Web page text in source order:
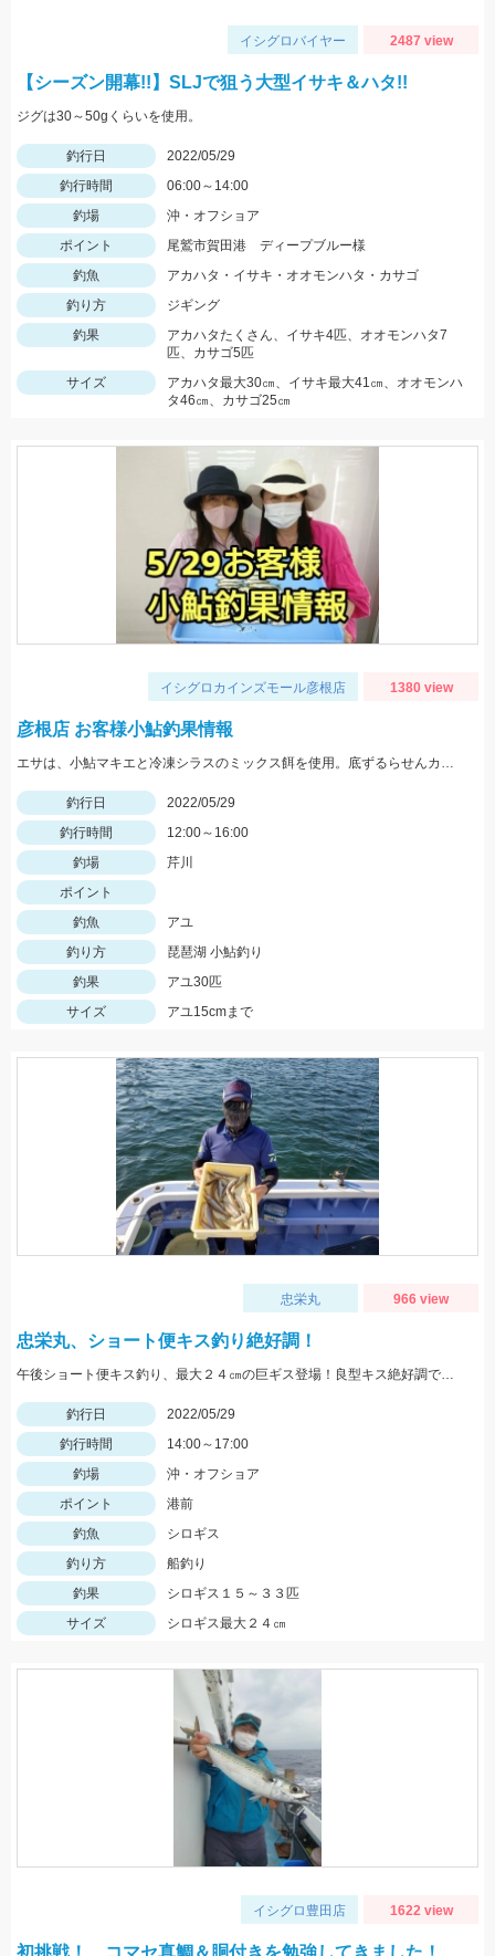
イシグロバイヤー 2487 view
【シーズン開幕!!】SLJで狙う大型イサキ＆ハタ!!
ジグは30～50gくらいを使用。
釣行日
2022/05/29
釣行時間
06:00～14:00
釣場
沖・オフショア
ポイント
尾鷲市賀田港 ディープブルー様
釣魚
アカハタ・イサキ・オオモンハタ・カサゴ
釣り方
ジギング
釣果
アカハタたくさん、イサキ4匹、オオモンハタ7
匹、カサゴ5匹
サイズ
アカハタ最大30㎝、イサキ最大41㎝、オオモンハ
タ46㎝、カサゴ25㎝
イシグロカインズモール彦根店 1380 view
彦根店 お客様小鮎釣果情報
エサは、小鮎マキエと冷凍シラスのミックス餌を使用。底ずるらせんカゴの流し釣りでの釣果です。
釣行日
2022/05/29
釣行時間
12:00～16:00
釣場
芹川
ポイント
釣魚
アユ
釣り方
琵琶湖 小鮎釣り
釣果
アユ30匹
サイズ
アユ15cmまで
忠栄丸 966 view
忠栄丸、ショート便キス釣り絶好調！
午後ショート便キス釣り、最大２４㎝の巨ギス登場！良型キス絶好調です！
釣行日
2022/05/29
釣行時間
14:00～17:00
釣場
沖・オフショア
ポイント
港前
釣魚
シロギス
釣り方
船釣り
釣果
シロギス１５～３３匹
サイズ
シロギス最大２４㎝
イシグロ豊田店 1622 view
初挑戦！ コマセ真鯛＆胴付きを勉強してきました！